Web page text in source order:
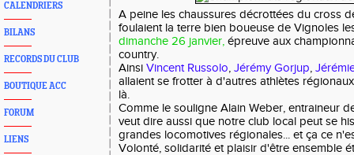
CALENDRIERS
BILANS
RECORDS DU CLUB
BOUTIQUE ACC
FORUM
LIENS
A peine les chaussures décrottées du cross
foulaient la terre bien boueuse de Vignoles
dimanche 26 janvier, épreuve aux
country.
Ainsi Vincent Russolo, Jérémy Gorjup,
allaient se frotter à d'autres athlètes
là.
Comme le souligne Alain Weber, entraineur
veut dire aussi que notre club local peut se
grandes locomotives régionales... et ça ce
Volonté, solidarité et plaisir d'être ensemble